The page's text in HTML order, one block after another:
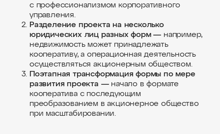
с профессионализмом корпоративного
управления.
Разделение проекта на несколько
юридических лиц разных форм — например,
недвижимость может принадлежать
кооперативу, а операционная деятельность
осуществляться акционерным обществом.
Поэтапная трансформация формы по мере
развития проекта —начало в формате
кооператива с последующим
преобразованием в акционерное общество
при масштабировании.